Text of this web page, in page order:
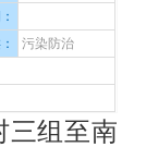
污染防治
三组至南